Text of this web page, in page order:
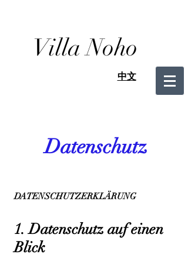
Villa Noho
中文
Datenschutz
DATENSCHUTZERKLÄRUNG
1. Datenschutz auf einen
Blick